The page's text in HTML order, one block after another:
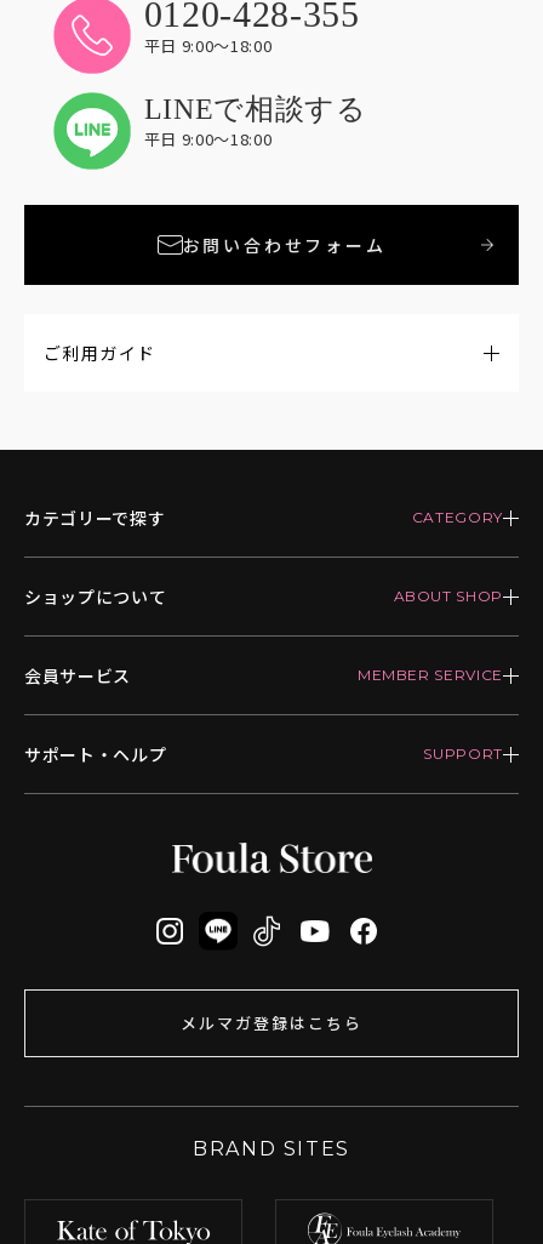
0120-428-355
平日 9:00〜18:00
LINEで相談する
平日 9:00〜18:00
お問い合わせフォーム
ご利用ガイド
カテゴリーで探す
ショップについて
会員サービス
サポート・ヘルプ
メルマガ登録はこちら
BRAND SITES